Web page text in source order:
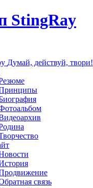
Думай, действуй, твори!
связь